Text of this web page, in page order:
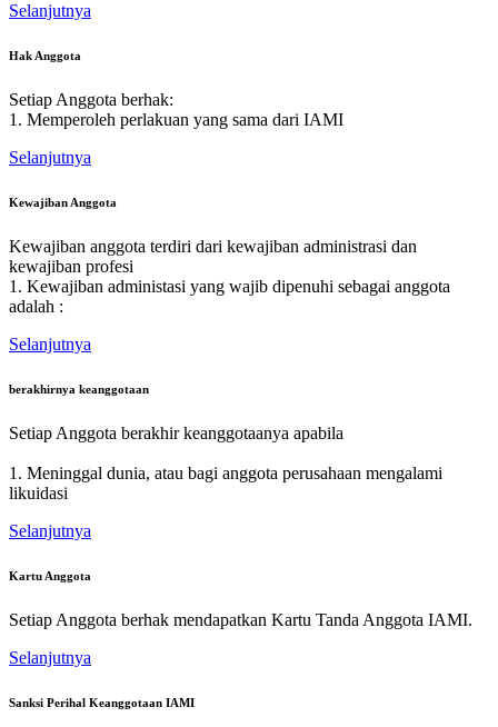
Selanjutnya
Hak Anggota
Setiap Anggota berhak:
1. Memperoleh perlakuan yang sama dari IAMI
Selanjutnya
Kewajiban Anggota
Kewajiban anggota terdiri dari kewajiban administrasi dan
kewajiban profesi
1. Kewajiban administasi yang wajib dipenuhi sebagai anggota
adalah :
Selanjutnya
berakhirnya keanggotaan
Setiap Anggota berakhir keanggotaanya apabila
1. Meninggal dunia, atau bagi anggota perusahaan mengalami
likuidasi
Selanjutnya
Kartu Anggota
Setiap Anggota berhak mendapatkan Kartu Tanda Anggota IAMI.
Selanjutnya
Sanksi Perihal Keanggotaan IAMI